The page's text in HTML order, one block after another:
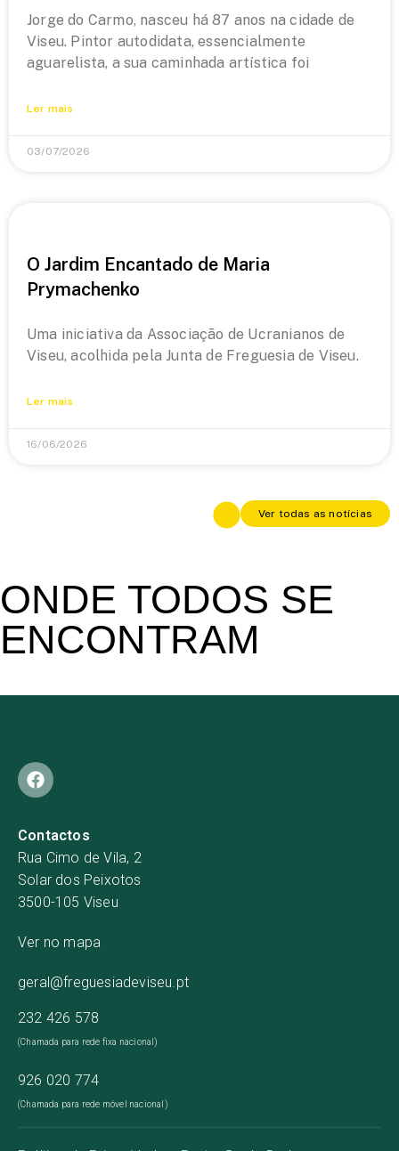
Jorge do Carmo, nasceu há 87 anos na cidade de
Viseu. Pintor autodidata, essencialmente
aguarelista, a sua caminhada artística foi
Ler mais
03/07/2026
O Jardim Encantado de Maria
Prymachenko
Uma iniciativa da Associação de Ucranianos de
Viseu, acolhida pela Junta de Freguesia de Viseu.
Ler mais
16/06/2026
Ver todas as notícias
ONDE TODOS SE
ENCONTRAM
Contactos
Rua Cimo de Vila, 2
Solar dos Peixotos
3500-105 Viseu
Ver no mapa
geral@freguesiadeviseu.pt
232 426 578
(Chamada para rede fixa nacional)
926 020 774
(Chamada para rede móvel nacional)